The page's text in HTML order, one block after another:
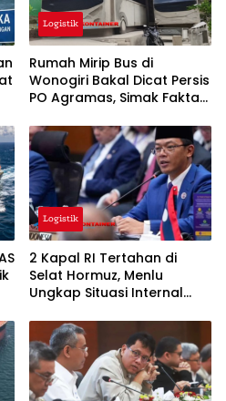
Logistik
Rumah Mirip Bus di
Wonogiri Bakal Dicat Persis
PO Agramas, Simak Fakta
Logistik
2 Kapal RI Tertahan di
Selat Hormuz, Menlu
Ungkap Situasi Internal